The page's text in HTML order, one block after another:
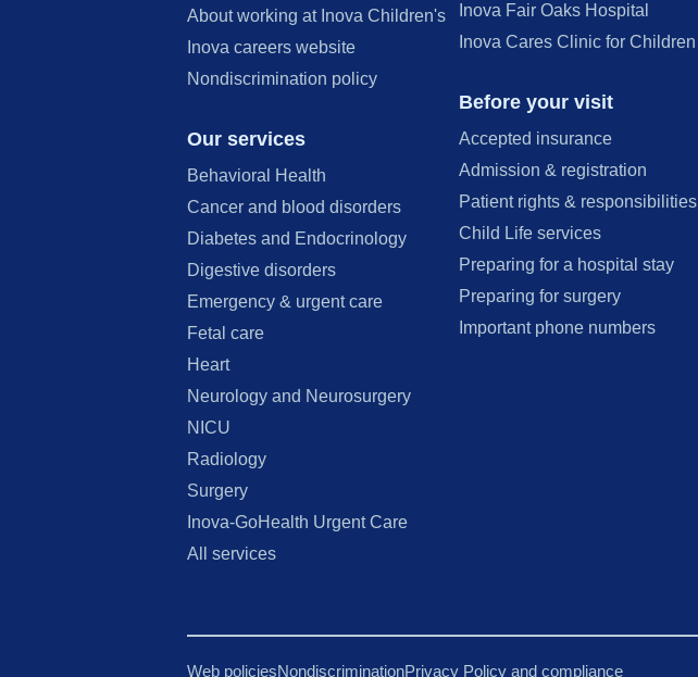
About working at Inova Children's
Inova careers website
Nondiscrimination policy
Our services
Behavioral Health
Cancer and blood disorders
Diabetes and Endocrinology
Digestive disorders
Emergency & urgent care
Fetal care
Heart
Neurology and Neurosurgery
NICU
Radiology
Surgery
Inova-GoHealth Urgent Care
All services
Inova Fair Oaks Hospital
Inova Cares Clinic for Children
Before your visit
Accepted insurance
Admission & registration
Patient rights & responsibilities
Child Life services
Preparing for a hospital stay
Preparing for surgery
Important phone numbers
Web policiesNondiscriminationPrivacy Policy and compliance